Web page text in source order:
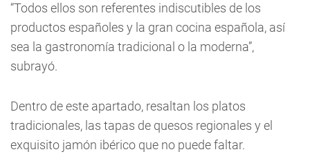
“Todos ellos son referentes indiscutibles de los
productos españoles y la gran cocina española, así
sea la gastronomía tradicional o la moderna”,
subrayó.
Dentro de este apartado, resaltan los platos
tradicionales, las tapas de quesos regionales y el
exquisito jamón ibérico que no puede faltar.